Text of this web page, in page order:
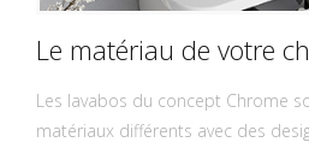
Le matériau de votre
Les lavabos du concept Chrome
matériaux différents avec des